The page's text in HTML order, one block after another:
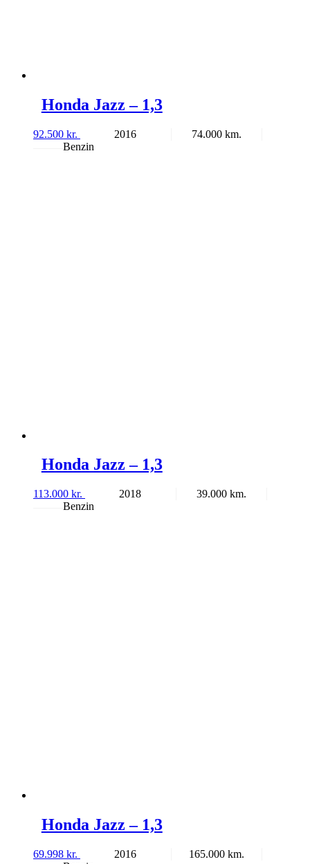
Honda Jazz – 1,3
92.500 kr. 2016
74.000
Benzin
Honda Jazz – 1,3
113.000 kr. 2018
39.000
Benzin
Honda Jazz – 1,3
69.998 kr. 2016
165.000